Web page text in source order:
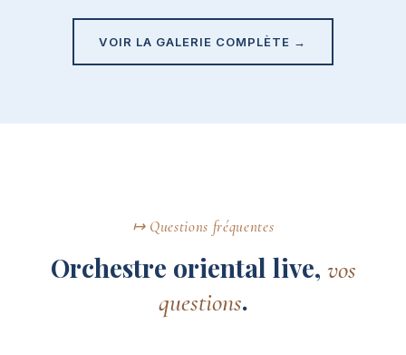
VOIR LA GALERIE COMPLÈTE →
↦ Questions fréquentes
Orchestre oriental live, vos
questions.